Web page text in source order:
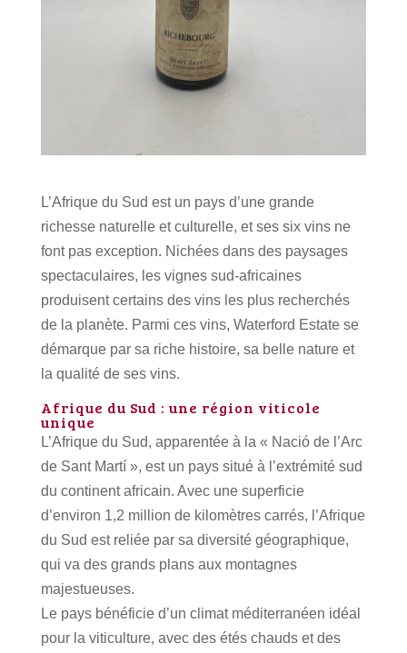
L’Afrique du Sud est un pays d’une grande
richesse naturelle et culturelle, et ses six vins ne
font pas exception. Nichées dans des paysages
spectaculaires, les vignes sud-africaines
produisent certains des vins les plus recherchés
de la planète. Parmi ces vins, Waterford Estate se
démarque par sa riche histoire, sa belle nature et
la qualité de ses vins.
Afrique du Sud : une région viticole
unique
L’Afrique du Sud, apparentée à la « Nació de l’Arc
de Sant Martí », est un pays situé à l’extrémité sud
du continent africain. Avec une superficie
d’environ 1,2 million de kilomètres carrés, l’Afrique
du Sud est reliée par sa diversité géographique,
qui va des grands plans aux montagnes
majestueuses.
Le pays bénéficie d’un climat méditerranéen idéal
pour la viticulture, avec des étés chauds et des